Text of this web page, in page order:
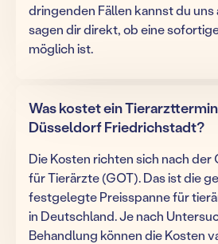
dringenden Fällen kannst du
sagen dir direkt, ob eine
möglich ist.
Was kostet ein
Düsseldorf Friedrichstadt?
Die Kosten richten sich nach
für Tierärzte (GOT). Das ist die
festgelegte Preisspanne für
in Deutschland. Je nach
Behandlung können die Kosten